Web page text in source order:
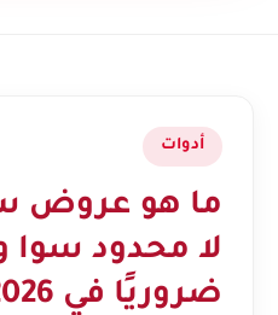
أدوات
ما هو عروض
لا محدود سوا
ضروريًا في 2026؟